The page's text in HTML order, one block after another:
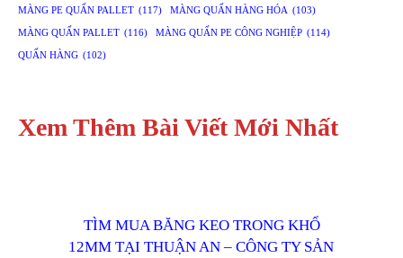
MÀNG PE QUẤN PALLET (117) MÀNG QUẤN HÀNG HÓA (103)
MÀNG QUẤN PALLET (116) MÀNG QUẤN PE CÔNG NGHIỆP (114)
QUẤN HÀNG (102)
Xem Thêm Bài Viết Mới Nhất
TÌM MUA BĂNG KEO TRONG KHỔ
12MM TẠI THUẬN AN – CÔNG TY SẢN